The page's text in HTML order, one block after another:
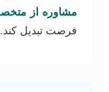
مشاوره از
فرصت تبدیل کند.